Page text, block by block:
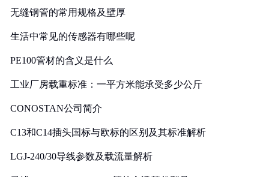
无缝钢管的常用规格及壁厚
生活中常见的传感器有哪些呢
PE100管材的含义是什么
工业厂房载重标准：一平方米能承受多少公斤
CONOSTAN公司简介
C13和C14插头国标与欧标的区别及其标准解析
LGJ-240/30导线参数及载流量解析